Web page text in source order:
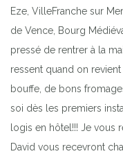
Eze, VilleFranche sur
de Vence, Bourg
pressé de rentrer à la
ressent quand on
bouffe, de bons
soi dès les premiers
logis en hôtel!!! Je vous
David vous recevront